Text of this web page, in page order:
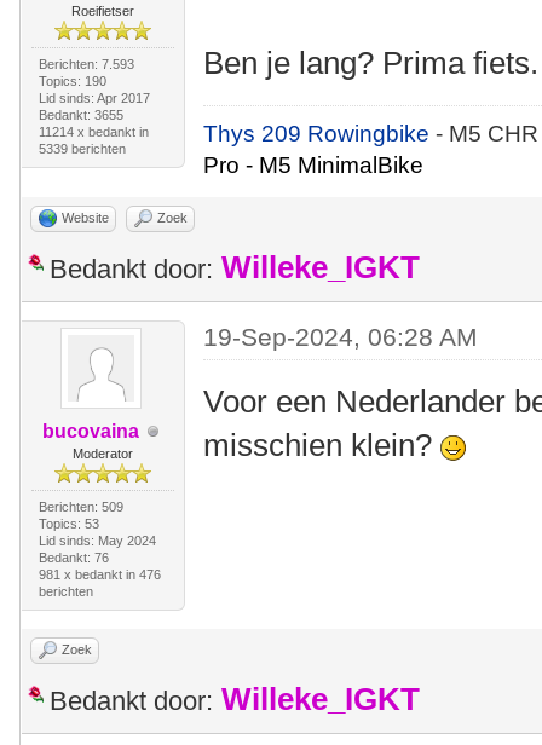
Roeifietser
Berichten: 7.593
Topics: 190
Lid sinds: Apr 2017
Bedankt: 3655
11214 x bedankt in
5339 berichten
Ben je lang? Prima fiets.
Thys 209 Rowingbike- M5
Pro - M5 MinimalBike
Website Zoek
Bedankt door: Willeke_IGKT
bucovaina
Moderator
Berichten: 509
Topics: 53
Lid sinds: May 2024
Bedankt: 76
981 x bedankt in 476
berichten
19-Sep-2024, 06:28 AM
Voor een Nederlander
misschien klein?
Zoek
Bedankt door: Willeke_IGKT